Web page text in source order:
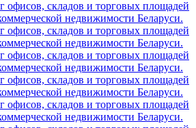
офисов, складов и торговых площадей
недвижимости Беларуси.
офисов, складов и торговых площадей
недвижимости Беларуси.
офисов, складов и торговых площадей
недвижимости Беларуси.
офисов, складов и торговых площадей
недвижимости Беларуси.
офисов, складов и торговых площадей
недвижимости Беларуси.